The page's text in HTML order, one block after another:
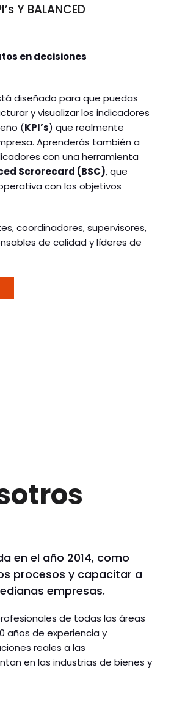
Y BALANCED
en decisiones
diseñado para que puedas
y visualizar los indicadores
(KPI’s) que realmente
Aprenderás también a
con una herramienta
Scrorecard (BSC), que
con los objetivos
coordinadores, supervisores,
de calidad y líderes de
en el año 2014, como
procesos y capacitar a
empresas.
de todas las áreas
años de experiencia y
reales a las
en las industrias de bienes y